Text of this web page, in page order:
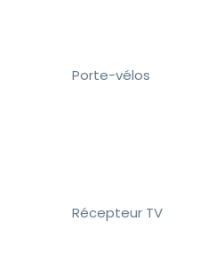
Porte-vélos
Récepteur TV